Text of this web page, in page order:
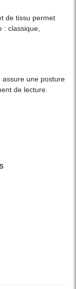
de tissu permet
: classique,
assure une posture
de lecture.